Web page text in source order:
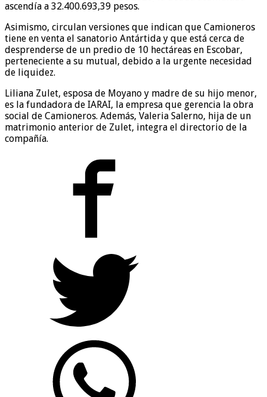
ascendía a 32.400.693,39 pesos.
Asimismo, circulan versiones que indican que Camioneros
tiene en venta el sanatorio Antártida y que está cerca de
desprenderse de un predio de 10 hectáreas en Escobar,
perteneciente a su mutual, debido a la urgente necesidad
de liquidez.
Liliana Zulet, esposa de Moyano y madre de su hijo menor,
es la fundadora de IARAI, la empresa que gerencia la obra
social de Camioneros. Además, Valeria Salerno, hija de un
matrimonio anterior de Zulet, integra el directorio de la
compañía.